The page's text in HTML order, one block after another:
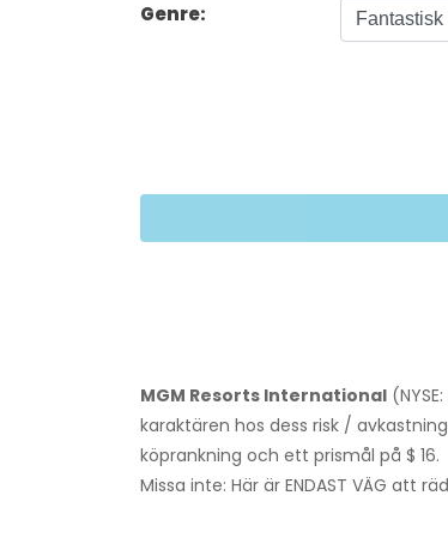
Genre:
MGM Resorts International
karaktären hos dess risk /
köprankning och ett prismål på $ 16.
Missa inte: Här är ENDAST VÄG att